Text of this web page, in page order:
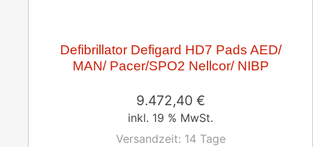
Defibrillator Defigard HD7 Pads AED/
MAN/ Pacer/SPO2 Nellcor/ NIBP
9.472,40 €
inkl. 19 % MwSt.
Versandzeit: 14 Tage